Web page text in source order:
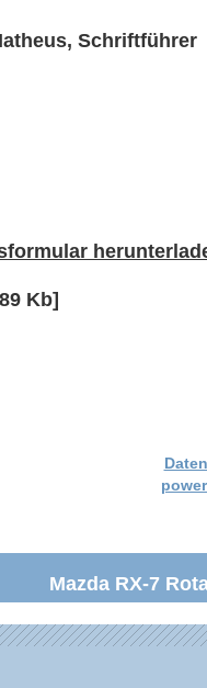
Schriftführer
Kb]
Mazda RX-7